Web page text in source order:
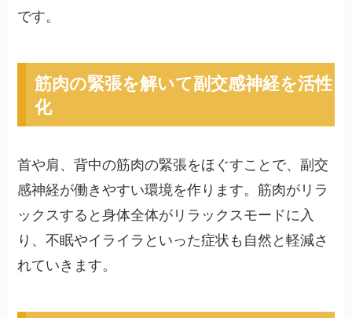
です。
筋肉の緊張を解いて副交感神経を活性
化
首や肩、背中の筋肉の緊張をほぐすことで、副交
感神経が働きやすい環境を作ります。筋肉がリラ
ックスすると身体全体がリラックスモードに入
り、不眠やイライラといった症状も自然と軽減さ
れていきます。